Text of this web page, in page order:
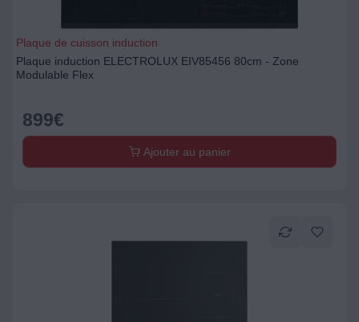
Plaque de cuisson induction
Plaque induction ELECTROLUX EIV85456 80cm - Zone
Modulable Flex
899€
Ajouter au panier